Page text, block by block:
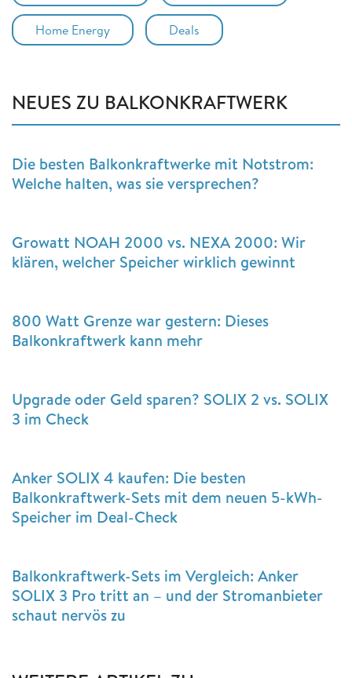
Home Energy Deals
NEUES ZU BALKONKRAFTWERK
Die besten Balkonkraftwerke mit Notstrom:
Welche halten, was sie versprechen?
Growatt NOAH 2000 vs. NEXA 2000: Wir
klären, welcher Speicher wirklich gewinnt
800 Watt Grenze war gestern: Dieses
Balkonkraftwerk kann mehr
Upgrade oder Geld sparen? SOLIX 2 vs. SOLIX
3 im Check
Anker SOLIX 4 kaufen: Die besten
Balkonkraftwerk-Sets mit dem neuen 5-kWh-
Speicher im Deal-Check
Balkonkraftwerk-Sets im Vergleich: Anker
SOLIX 3 Pro tritt an – und der Stromanbieter
schaut nervös zu